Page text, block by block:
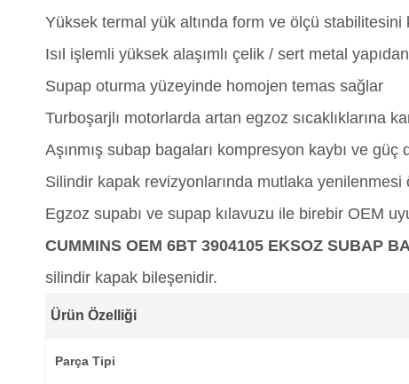
Yüksek termal yük altında form ve ölçü stabilitesini
Isıl işlemli yüksek alaşımlı çelik / sert metal
Supap oturma yüzeyinde homojen temas sağlar
Turboşarjlı motorlarda artan egzoz sıcaklıklarına
Aşınmış subap bagaları kompresyon kaybı ve
Silindir kapak revizyonlarında mutlaka yenilenmesi
Egzoz supabı ve supap kılavuzu ile birebir OEM
CUMMINS OEM 6BT 3904105 EKSOZ SUBAP
silindir kapak bileşenidir.
Ürün Özelliği
Parça Tipi